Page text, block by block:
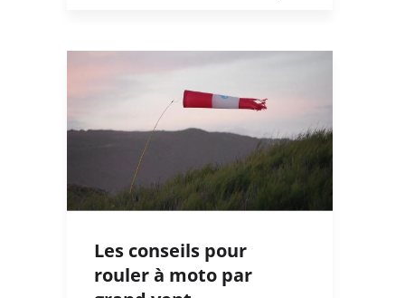
Les conseils pour
rouler à moto par